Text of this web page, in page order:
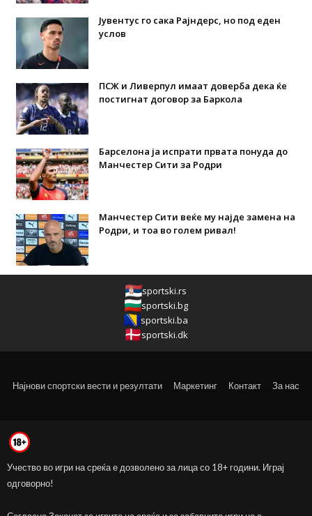
Јувентус го сака Рајндерс, но под еден
услов
ПСЖ и Ливерпул имаат доверба дека ќе
постигнат договор за Баркола
Барселона ја испрати првата понуда до
Манчестер Сити за Родри
Манчестер Сити веќе му најде замена на
Родри, и тоа во голем ривал!
sportski.rs
sportski.bg
sportski.ba
sportski.dk
Најнови спортски вести и резултати Маркетинг Контакт За нас
Учество во игри на среќа е дозволено за лица со 18+ години. Играј
одговорно!